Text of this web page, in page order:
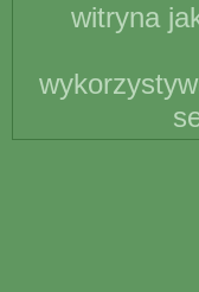
witryna